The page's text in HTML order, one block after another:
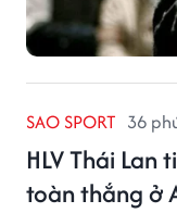
SAO SPORT 36
HLV Thái
toàn thắng ở